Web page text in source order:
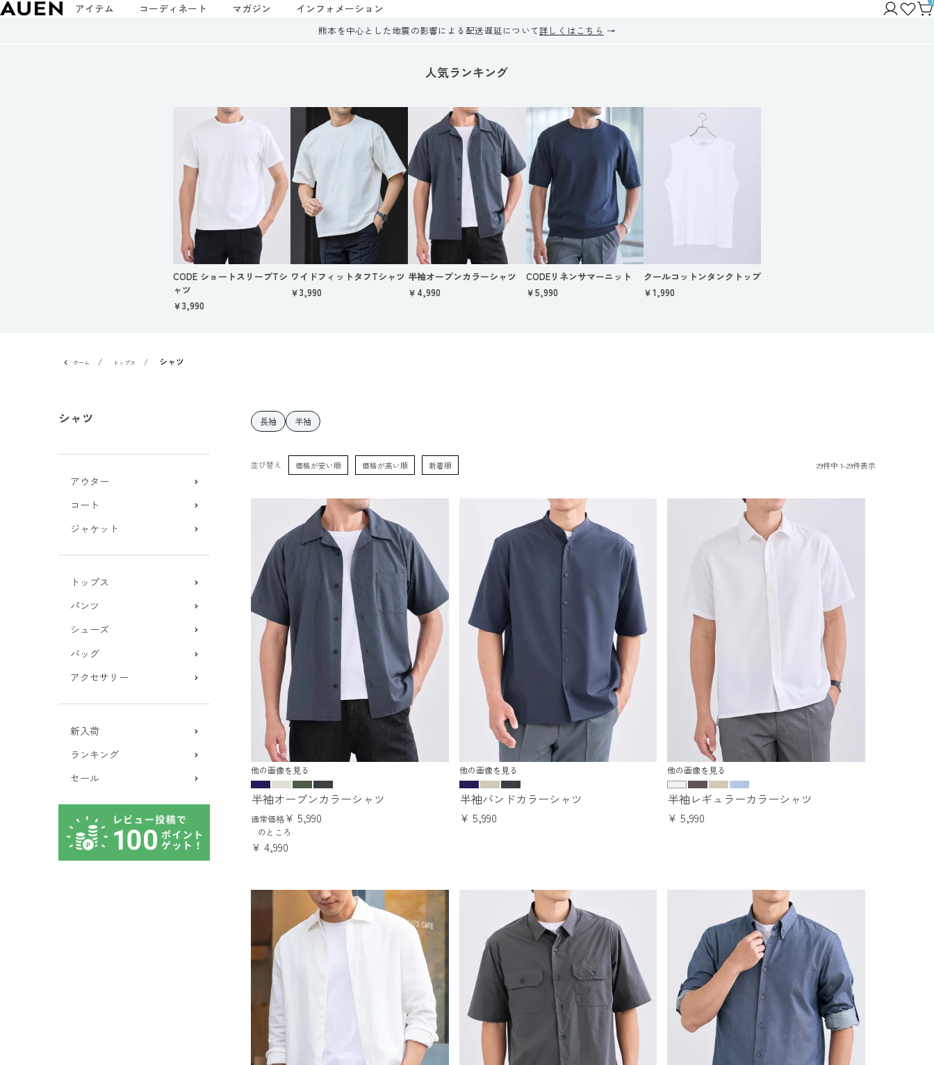
アイテム コーディネート マガジン インフォメーション
熊本を中心とした地震の影響による配送遅延について詳しくはこちら
人気ランキング
CODE ショートスリーブTシ
ャツ
￥3,990
ワイドフィットタフTシャツ
￥3,990
半袖オープンカラーシャツ
￥4,990
CODEリネンサマーニット
￥5,990
クールコットンタンクトップ
￥1,990
ホーム トップス シャツ
シャツ
アウター
コート
ジャケット
トップス
パンツ
シューズ
バッグ
アクセサリー
新入荷
ランキング
セール
長袖 半袖
並び替え 価格が安い順 価格が高い順 新着順 29件中 1-29件表示
他の画像を見る
半袖オープンカラーシャツ
通常価格¥ 5,990
のところ
¥ 4,990
他の画像を見る
半袖バンドカラーシャツ
¥ 5,990
他の画像を見る
半袖レギュラーカラーシャツ
¥ 5,990